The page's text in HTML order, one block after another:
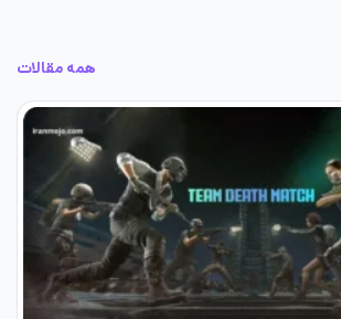
همه مقالات